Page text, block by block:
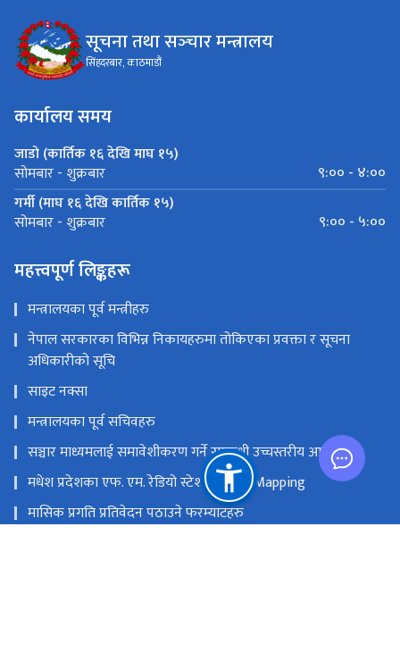
सूचना तथा सञ्‍चार मन्त्रालय
सिंहदरबार, काठमाडौं
कार्यालय समय
जाडो (कार्तिक १६ देखि माघ १५)
सोमबार - शुक्रबार
९:०० - ४:००
गर्मी (माघ १६ देखि कार्तिक १५)
सोमबार - शुक्रबार ९:०० - ५:००
महत्त्वपूर्ण लिङ्कहरू
मन्त्रालयका पूर्व मन्त्रीहरु
नेपाल सरकारका विभिन्न निकायहरुमा तोकिएका प्रवक्ता र सूचना
अधिकारीको सूचि
साइट नक्सा
मन्त्रालयका पूर्व सचिवहरु
सञ्चार माध्यमलाई समावेशीकरण गर्ने सम्बन्धी उच्चस्तरीय आयोग
मधेश प्रदेशका एफ. एम. रेडियो स्टेशनको GIS Mapping
मासिक प्रगति प्रतिवेदन पठाउने फरम्याटहरु